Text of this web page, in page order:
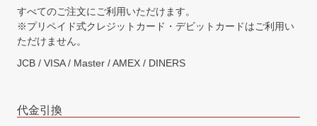
すべてのご注文にご利用いただけます。
※プリペイド式クレジットカード・デビットカードはご利用い
ただけません。
JCB / VISA / Master / AMEX / DINERS
代金引換